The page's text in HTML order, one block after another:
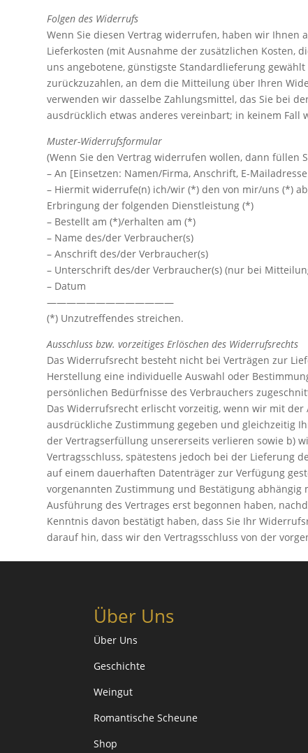
Folgen des Widerrufs
Wenn Sie diesen Vertrag widerrufen, haben wir
Lieferkosten (mit Ausnahme der zusätzlichen Kosten,
uns angebotene, günstigste Standardlieferung
zurückzuzahlen, an dem die Mitteilung über Ihren
verwenden wir dasselbe Zahlungsmittel, das Sie bei
ausdrücklich etwas anderes vereinbart; in keinem Fall
Muster-Widerrufsformular
(Wenn Sie den Vertrag widerrufen wollen, dann füllen
– An [Einsetzen: Namen/Firma, Anschrift, E-
– Hiermit widerrufe(n) ich/wir (*) den von mir/uns (*)
Erbringung der folgenden Dienstleistung (*)
– Bestellt am (*)/erhalten am (*)
– Name des/der Verbraucher(s)
– Anschrift des/der Verbraucher(s)
– Unterschrift des/der Verbraucher(s) (nur bei
– Datum
—————————————
(*) Unzutreffendes streichen.
Ausschluss bzw. vorzeitiges Erlöschen des Widerrufsrechts
Das Widerrufsrecht besteht nicht bei Verträgen zur
Herstellung eine individuelle Auswahl oder
persönlichen Bedürfnisse des Verbrauchers
Das Widerrufsrecht erlischt vorzeitig, wenn wir mit
ausdrückliche Zustimmung gegeben und gleichzeitig
der Vertragserfüllung unsererseits verlieren sowie b)
Vertragsschluss, spätestens jedoch bei der Lieferung
auf einem dauerhaften Datenträger zur Verfügung
vorgenannten Zustimmung und Bestätigung
Ausführung des Vertrages erst begonnen haben,
Kenntnis davon bestätigt haben, dass Sie Ihr
darauf hin, dass wir den Vertragsschluss von der
Über Uns
Über Uns
Geschichte
Weingut
Romantische Scheune
Shop